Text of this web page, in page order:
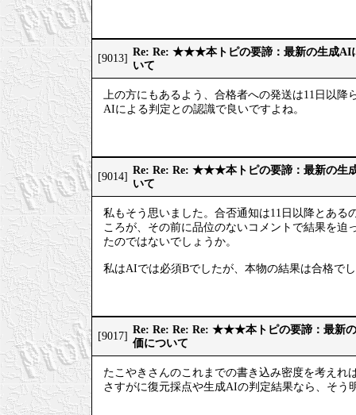
[9013]
Re: Re: ★★★本トピの要諦：最新の生成AI
いて
上の方にもあるよう、合格者への発送は11日以
AIによる判定との認識で良いですよね。
[9014]
Re: Re: Re: ★★★本トピの要諦：最新の生
いて
私もそう思いました。合否通知は11日以降とあ
ころが、その前に品位のないコメントで結果を
たのではないでしょうか。
私はAIでは必須Bでしたが、本物の結果は合格で
[9017]
Re: Re: Re: Re: ★★★本トピの要諦：最新
価について
たこやきさんのこれまでの書き込み密度を考えれ
さすがに復元採点や生成AIの判定結果なら、そう